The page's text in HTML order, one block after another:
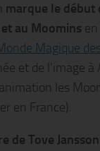
marque le début
et au Moomins
Magique
et de l’image
les
en France).
de Tove Jansson